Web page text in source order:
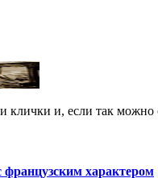
клички и, если так
французским характером